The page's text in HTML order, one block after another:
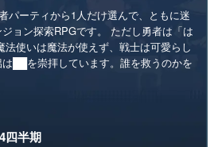
パーティから1人だけ選んで、ともに迷
ョン探索RPGです。 ただし勇者は「は
使いは魔法が使えず、戦士は可愛らし
██を崇拝しています。誰を救うのかを
四半期